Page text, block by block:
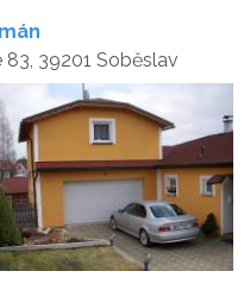
83, 39201 Soběslav